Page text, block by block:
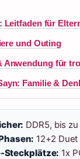
Leitfaden für
und Outing
Anwendung für
Familie &
DDR5, bis zu
12+2 Duet
Steckplätze: 1x